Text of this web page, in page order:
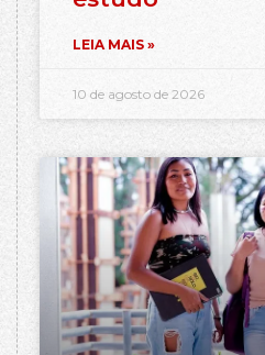
LEIA MAIS »
10 de agosto de 2026